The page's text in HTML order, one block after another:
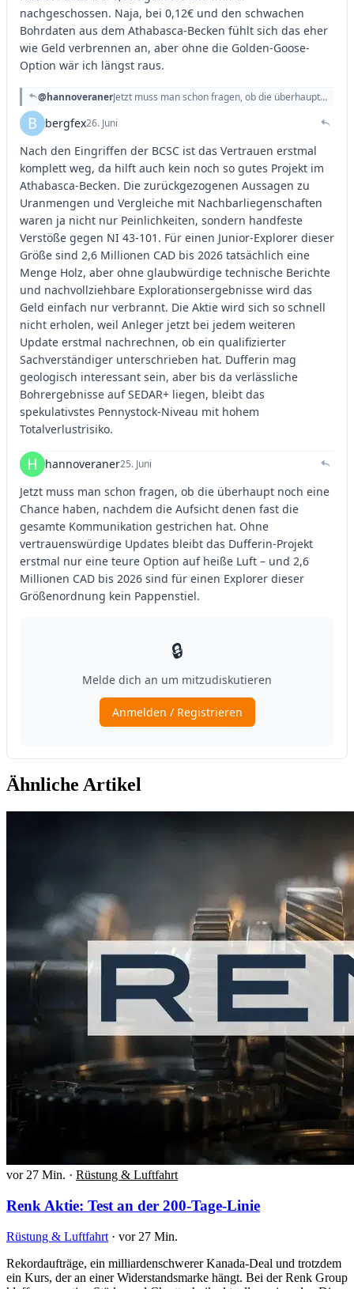
Ähnliche Artikel
vor 27 Min. · Rüstung & Luftfahrt
Renk Aktie: Test an der 200-Tage-Linie
Rüstung & Luftfahrt · vor 27 Min.
Rekordaufträge, ein milliardenschwerer Kanada-Deal und trotzdem
ein Kurs, der an einer Widerstandsmarke hängt. Bei der Renk Group